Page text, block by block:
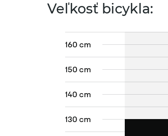
Veľkosť bicykla: